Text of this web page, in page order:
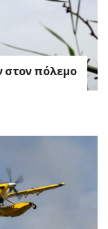
στον πόλεμο